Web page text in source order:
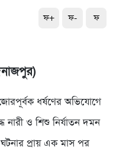
ফ+ ফ- ফ
ধর্ষণের অভিযোগে
ও শিশু নির্যাতন দমন
ঘটনার প্রায় এক মাস পর